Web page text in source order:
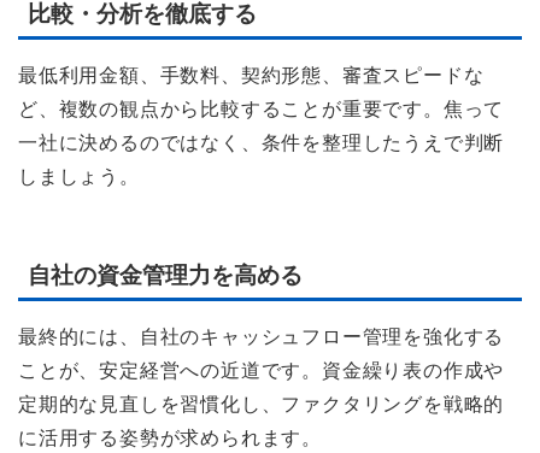
比較・分析を徹底する
最低利用金額、手数料、契約形態、審査スピードな
ど、複数の観点から比較することが重要です。焦って
一社に決めるのではなく、条件を整理したうえで判断
しましょう。
自社の資金管理力を高める
最終的には、自社のキャッシュフロー管理を強化する
ことが、安定経営への近道です。資金繰り表の作成や
定期的な見直しを習慣化し、ファクタリングを戦略的
に活用する姿勢が求められます。